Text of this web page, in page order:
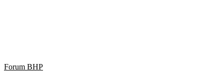
Forum BHP